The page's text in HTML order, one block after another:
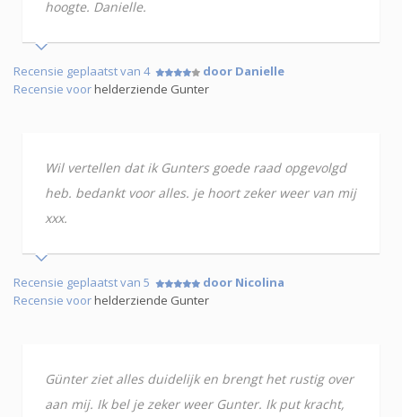
hoogte. Danielle.
Recensie geplaatst van 4
door Danielle
Recensie voorhelderziende Gunter
Wil vertellen dat ik Gunters goede raad opgevolgd
heb. bedankt voor alles. je hoort zeker weer van mij
xxx.
Recensie geplaatst van 5
door Nicolina
Recensie voorhelderziende Gunter
Günter ziet alles duidelijk en brengt het rustig over
aan mij. Ik bel je zeker weer Gunter. Ik put kracht,